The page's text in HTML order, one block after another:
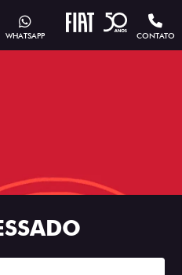
CONTATO
WHATSAPP